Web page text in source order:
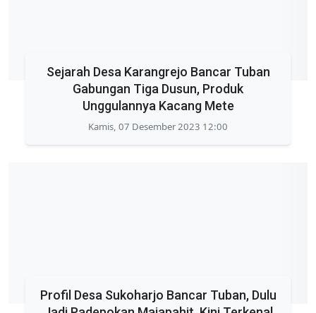
Sejarah Desa Karangrejo Bancar Tuban
Gabungan Tiga Dusun, Produk
Unggulannya Kacang Mete
Kamis, 07 Desember 2023 12:00
Profil Desa Sukoharjo Bancar Tuban, Dulu